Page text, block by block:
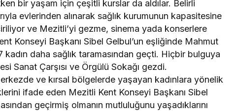
bir yaşam için çeşitli kurslar da aldılar. Belirli
evlerinden alınarak sağlık kurumunun kapasitesine
ve Mezitli’yi gezme, sinema yada konserlere
Konseyi Başkanı Sibel Gelbul’un eşliğinde Mahmut
kadın daha sağlık taramasından geçti. Hiçbir bulguya
Sanat Çarşısı ve Örgülü Sokağı gezdi.
ve kırsal bölgelerde yaşayan kadınlara yönelik
ifade eden Mezitli Kent Konseyi Başkanı Sibel
geçirmiş olmanın mutluluğunu yaşadıklarını